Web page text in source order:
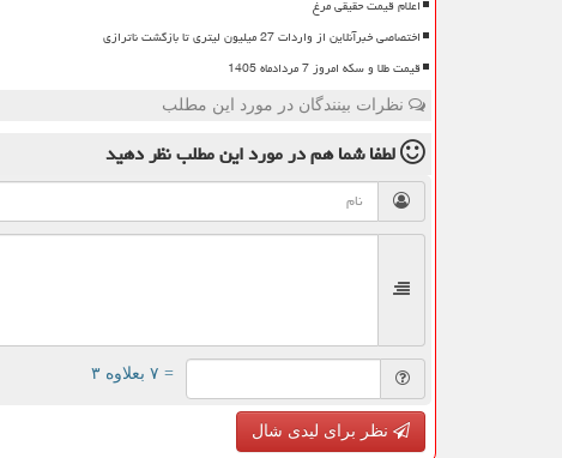
اعلام قیمت حقیقی مرغ
اختصاصی خبرآنلاین از واردات 27 میلیون لیتری تا بازگشت ناترازی
قیمت طلا و سکه امروز 7 مردادماه 1405
نظرات بینندگان در مورد این مطلب
لطفا شما همدر مورد این مطلبنظر دهید
= ۷ بعلاوه ۳
نظر برای لیدی شال